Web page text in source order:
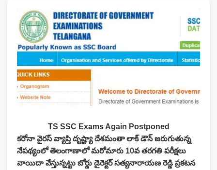
TS SSC Exams Again Postponed
కరోనా వైరస్ వ్యాప్తి దృష్ట్యా దేశమంతా లాక్ డౌన్ జరుగుతున్న
నేపథ్యంలో తెలంగాణాలో మరోమారు 10వ తరగతి పరీక్షలు
వాయిదా వేస్తున్నట్టు బోర్డు డైరెక్టర్ సత్యనారాయణ రెడ్డి ప్రకటన